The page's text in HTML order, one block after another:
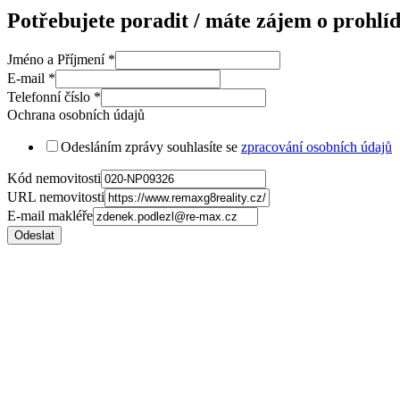
Potřebujete poradit / máte zájem o
Jméno a Příjmení *
E-mail *
Telefonní číslo *
Ochrana osobních údajů
Odesláním zprávy souhlasíte se zpracování osobních údajů
Kód nemovitosti
URL nemovitosti
E-mail makléře
Odeslat